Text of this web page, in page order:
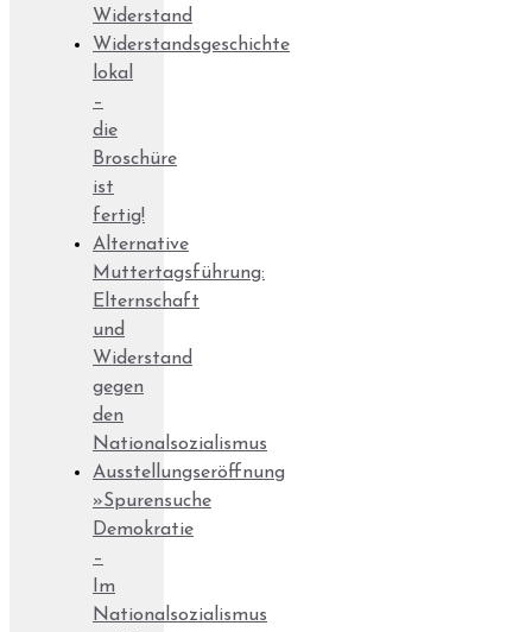
Widerstand
Widerstandsgeschichte
lokal
–
die
Broschüre
ist
fertig!
Alternative
Muttertagsführung:
Elternschaft
und
Widerstand
gegen
den
Nationalsozialismus
Ausstellungseröffnung
»Spurensuche
Demokratie
–
Im
Nationalsozialismus